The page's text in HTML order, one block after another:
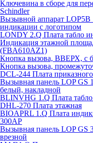
Ключевина в сборе для
Schindler
Вызывной аппарат
индикации с логотипом
LONDY 2.Q Плата табло
Индикация этажной
(FBA610AZ1)
Кнопка вызова, ВВЕРХ, с
Кнопка вызова,
DCL-244 Плата приказного
Вызывная панель LOP GS
белый, накладной
BLINVHG 1.Q Плата
DHL-270 Плата этажная
BIOAPRL 1.Q Плата
300AP
Вызывная панель LOP GS
врезной